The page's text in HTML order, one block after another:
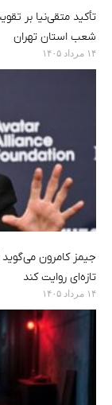
تأکید متقی‌نیا بر
شعب استان تهران
۱۴ مرداد ۱۴۰۵
تازه‌ای روایت کند
۱۴ مرداد ۱۴۰۵